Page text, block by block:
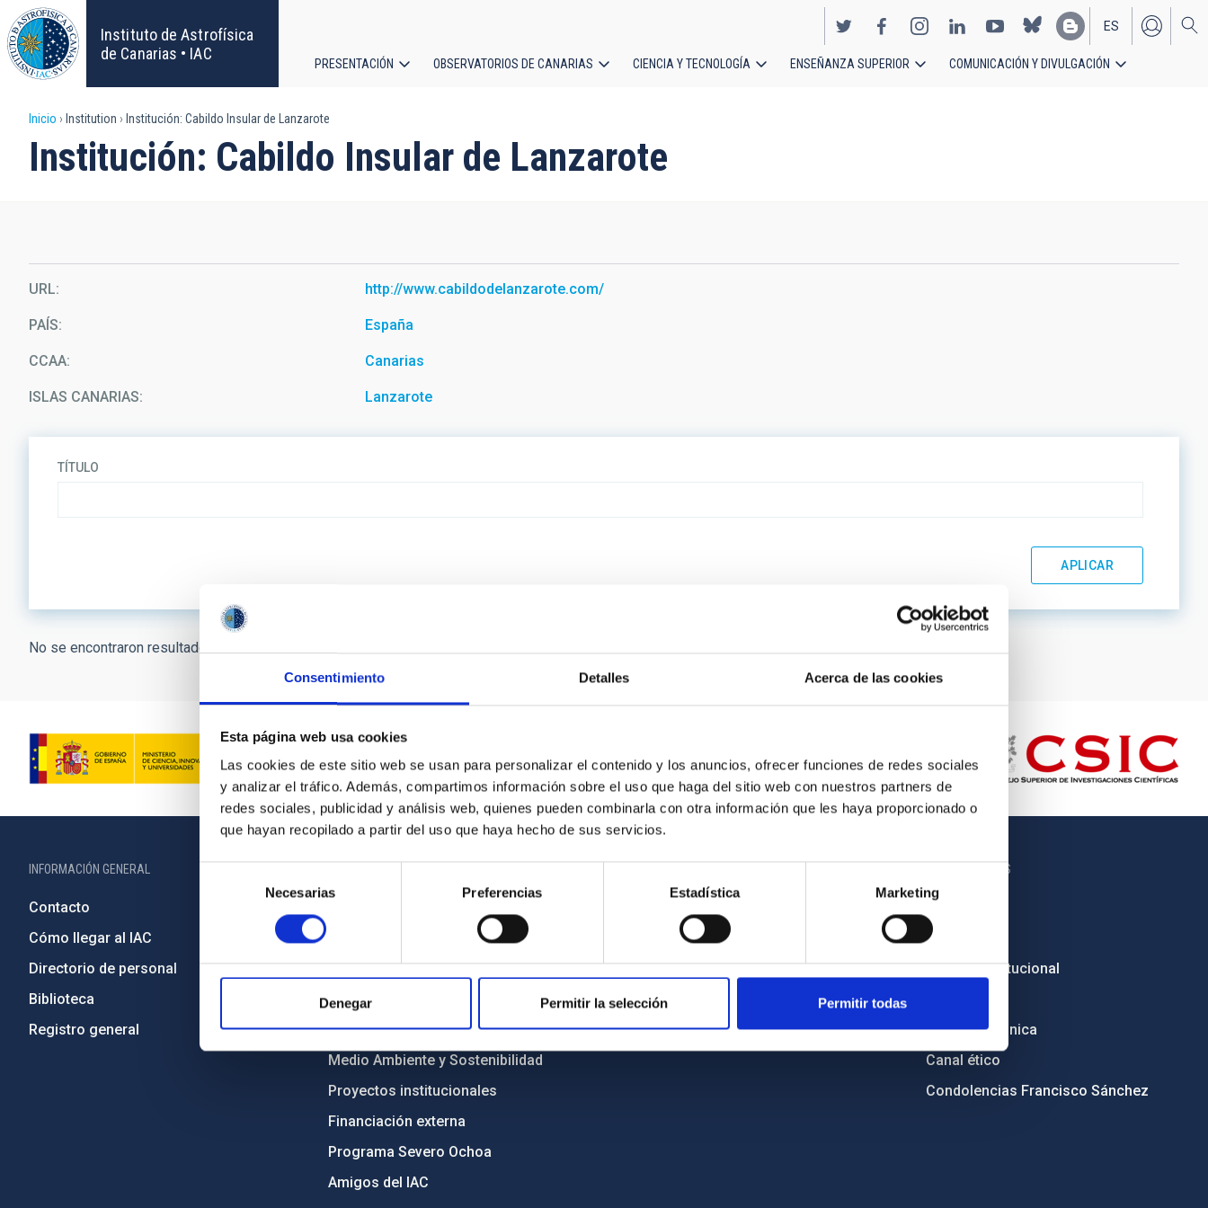
Consentimiento Detalles Acerca de las cookies
Esta página web usa cookies
Las cookies de este sitio web se usan para personalizar el contenido y los anuncios, ofrecer funciones de redes sociales
y analizar el tráfico. Además, compartimos información sobre el uso que haga del sitio web con nuestros partners de
redes sociales, publicidad y análisis web, quienes pueden combinarla con otra información que les haya proporcionado o
que hayan recopilado a partir del uso que haya hecho de sus servicios.
consentimiento
Necesarias Preferencias Estadística Marketing
Denegar Permitir la selección Permitir todas
Pasar
al
contenido
principal
Instituto de Astrofísica
de Canarias • IAC
EN
ES
principal
PRESENTACIÓN OBSERVATORIOS DE CANARIAS CIENCIA Y TECNOLOGÍA ENSEÑANZA SUPERIOR COMUNICACIÓN Y DIVULGACIÓN
Sobrescribir
enlaces
a
la
navegación
Inicio Institution Institución: Cabildo Insular de Lanzarote
Institución: Cabildo Insular de Lanzarote
URL http://www.cabildodelanzarote.com/
PAÍS España
CCAA Canarias
ISLAS CANARIAS Lanzarote
TÍTULO
No se encontraron resultados.
INFORMACIÓN GENERAL
Contacto
Cómo llegar al IAC
Directorio de personal
Biblioteca
Registro general
Código ético y política antifraude
Igualdad y diversidad de género
Forever IAC
Medio Ambiente y Sostenibilidad
Proyectos institucionales
Financiación externa
Programa Severo Ochoa
Amigos del IAC
Políticas de privacidad
Aviso legal
Política de cookies
Accesibilidad
OTROS ENLACES
Licitaciones
Imagen institucional
Sede electrónica
Canal ético
Condolencias Francisco Sánchez